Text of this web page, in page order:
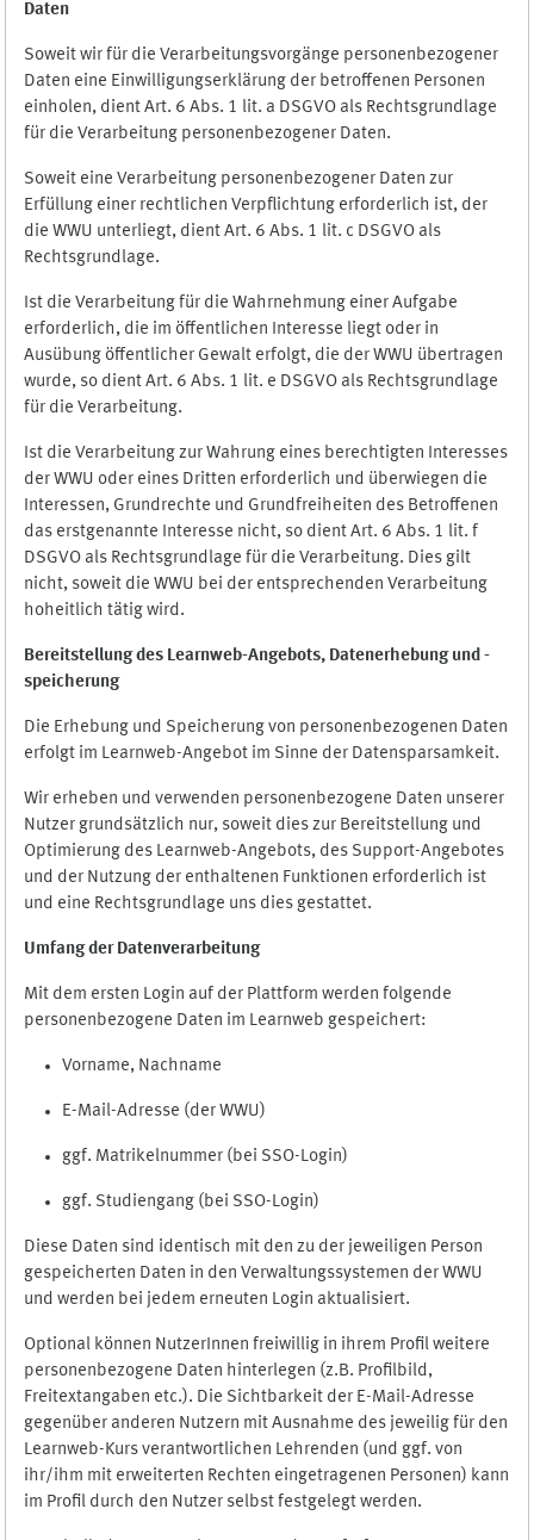
Daten
Soweit wir für die Verarbeitungsvorgänge personenbezogener
Daten eine Einwilligungserklärung der betroffenen Personen
einholen, dient Art. 6 Abs. 1 lit. a DSGVO als Rechtsgrundlage
für die Verarbeitung personenbezogener Daten.
Soweit eine Verarbeitung personenbezogener Daten zur
Erfüllung einer rechtlichen Verpflichtung erforderlich ist, der
die WWU unterliegt, dient Art. 6 Abs. 1 lit. c DSGVO als
Rechtsgrundlage.
Ist die Verarbeitung für die Wahrnehmung einer Aufgabe
erforderlich, die im öffentlichen Interesse liegt oder in
Ausübung öffentlicher Gewalt erfolgt, die der WWU übertragen
wurde, so dient Art. 6 Abs. 1 lit. e DSGVO als Rechtsgrundlage
für die Verarbeitung.
Ist die Verarbeitung zur Wahrung eines berechtigten Interesses
der WWU oder eines Dritten erforderlich und überwiegen die
Interessen, Grundrechte und Grundfreiheiten des Betroffenen
das erstgenannte Interesse nicht, so dient Art. 6 Abs. 1 lit. f
DSGVO als Rechtsgrundlage für die Verarbeitung. Dies gilt
nicht, soweit die WWU bei der entsprechenden Verarbeitung
hoheitlich tätig wird.
Bereitstellung des Learnweb-Angebots, Datenerhebung und -
speicherung
Die Erhebung und Speicherung von personenbezogenen Daten
erfolgt im Learnweb-Angebot im Sinne der Datensparsamkeit.
Wir erheben und verwenden personenbezogene Daten unserer
Nutzer grundsätzlich nur, soweit dies zur Bereitstellung und
Optimierung des Learnweb-Angebots, des Support-Angebotes
und der Nutzung der enthaltenen Funktionen erforderlich ist
und eine Rechtsgrundlage uns dies gestattet.
Umfang der Datenverarbeitung
Mit dem ersten Login auf der Plattform werden folgende
personenbezogene Daten im Learnweb gespeichert:
Vorname, Nachname
E-Mail-Adresse (der WWU)
ggf. Matrikelnummer (bei SSO-Login)
ggf. Studiengang (bei SSO-Login)
Diese Daten sind identisch mit den zu der jeweiligen Person
gespeicherten Daten in den Verwaltungssystemen der WWU
und werden bei jedem erneuten Login aktualisiert.
Optional können NutzerInnen freiwillig in ihrem Profil weitere
personenbezogene Daten hinterlegen (z.B. Profilbild,
Freitextangaben etc.). Die Sichtbarkeit der E-Mail-Adresse
gegenüber anderen Nutzern mit Ausnahme des jeweilig für den
Learnweb-Kurs verantwortlichen Lehrenden (und ggf. von
ihr/ihm mit erweiterten Rechten eingetragenen Personen) kann
im Profil durch den Nutzer selbst festgelegt werden.